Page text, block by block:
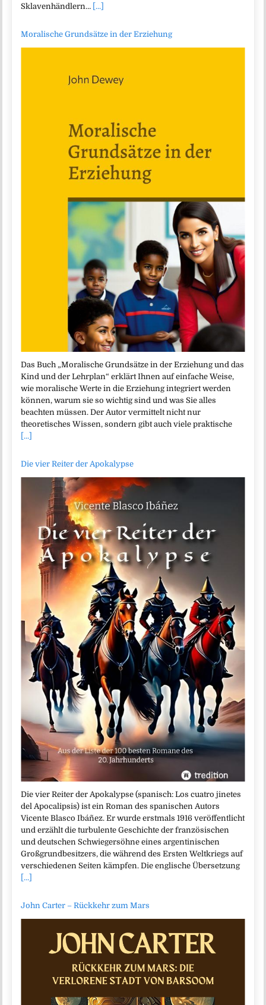
Sklavenhändlern… [...]
Moralische Grundsätze in der Erziehung
Das Buch „Moralische Grundsätze in der Erziehung und das
Kind und der Lehrplan“ erklärt Ihnen auf einfache Weise,
wie moralische Werte in die Erziehung integriert werden
können, warum sie so wichtig sind und was Sie alles
beachten müssen. Der Autor vermittelt nicht nur
theoretisches Wissen, sondern gibt auch viele praktische
[...]
Die vier Reiter der Apokalypse
Die vier Reiter der Apokalypse (spanisch: Los cuatro jinetes
del Apocalipsis) ist ein Roman des spanischen Autors
Vicente Blasco Ibáñez. Er wurde erstmals 1916 veröffentlicht
und erzählt die turbulente Geschichte der französischen
und deutschen Schwiegersöhne eines argentinischen
Großgrundbesitzers, die während des Ersten Weltkriegs auf
verschiedenen Seiten kämpfen. Die englische Übersetzung
[...]
John Carter – Rückkehr zum Mars